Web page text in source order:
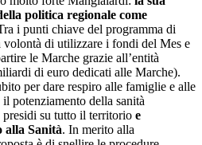
nelle Marche, dove la zona
Sud, non sembra aver perdonato a
In una zona tradizionalmente a
malessere generalizzato per
nell’area, pronta a votare
del 2015. A pesare sul giudizio di
sia stata spesso indicata
del Paese, è percepita distante e
di opinione pubblica marchigiana,
.